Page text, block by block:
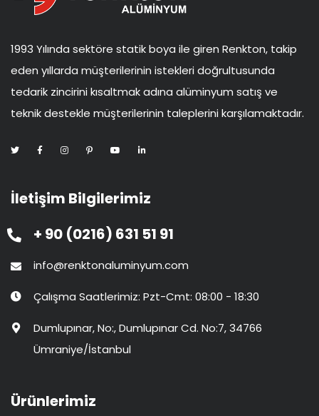
1993 Yılında sektöre statik boya ile giren Renkton, takip
eden yıllarda müşterilerinin istekleri doğrultusunda
tedarik zincirini kısaltmak adına alüminyum satış ve
teknik destekle müşterilerinin taleplerini karşılamaktadır.
İletişim Bilgilerimiz
+ 90 (0216) 631 51 91
info@renktonaluminyum.com
Çalışma Saatlerimiz: Pzt-Cmt: 08:00 - 18:30
Dumlupınar, No:, Dumlupınar Cd. No:7, 34766
Ümraniye/İstanbul
Ürünlerimiz